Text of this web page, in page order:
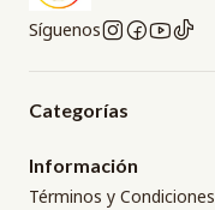
Síguenos
Categorías
Información
Términos y Condiciones